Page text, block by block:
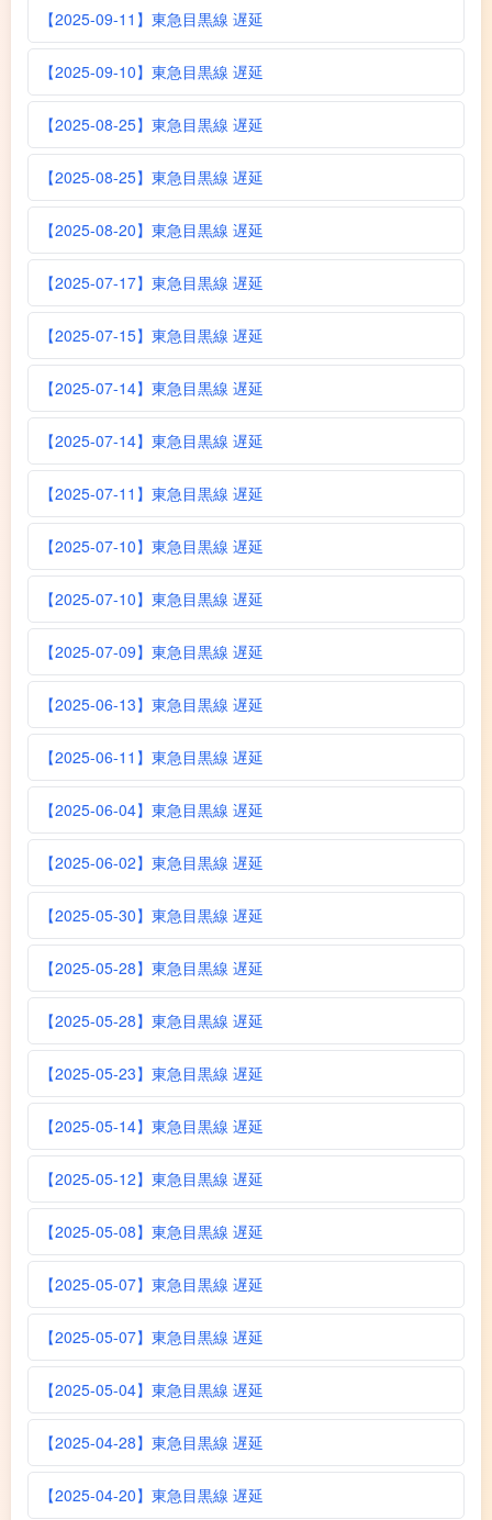
【2025-09-11】東急目黒線 遅延
【2025-09-10】東急目黒線 遅延
【2025-08-25】東急目黒線 遅延
【2025-08-25】東急目黒線 遅延
【2025-08-20】東急目黒線 遅延
【2025-07-17】東急目黒線 遅延
【2025-07-15】東急目黒線 遅延
【2025-07-14】東急目黒線 遅延
【2025-07-14】東急目黒線 遅延
【2025-07-11】東急目黒線 遅延
【2025-07-10】東急目黒線 遅延
【2025-07-10】東急目黒線 遅延
【2025-07-09】東急目黒線 遅延
【2025-06-13】東急目黒線 遅延
【2025-06-11】東急目黒線 遅延
【2025-06-04】東急目黒線 遅延
【2025-06-02】東急目黒線 遅延
【2025-05-30】東急目黒線 遅延
【2025-05-28】東急目黒線 遅延
【2025-05-28】東急目黒線 遅延
【2025-05-23】東急目黒線 遅延
【2025-05-14】東急目黒線 遅延
【2025-05-12】東急目黒線 遅延
【2025-05-08】東急目黒線 遅延
【2025-05-07】東急目黒線 遅延
【2025-05-07】東急目黒線 遅延
【2025-05-04】東急目黒線 遅延
【2025-04-28】東急目黒線 遅延
【2025-04-20】東急目黒線 遅延